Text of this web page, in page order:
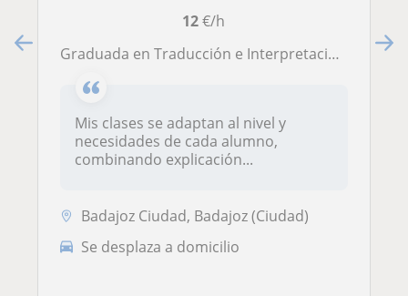
12€/h
Graduada en Traducción e Interpretación, ofrece clases personalizadas de inglés y matemáticas en Badajoz y online
Mis clases se adaptan al nivel y
necesidades de cada alumno,
combinando explicación...
Badajoz Ciudad, Badajoz (Ciudad)
Se desplaza a domicilio